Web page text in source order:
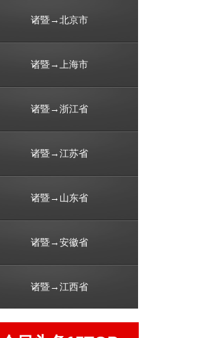
诸暨→北京市
诸暨→上海市
诸暨→浙江省
诸暨→江苏省
诸暨→山东省
诸暨→安徽省
诸暨→江西省